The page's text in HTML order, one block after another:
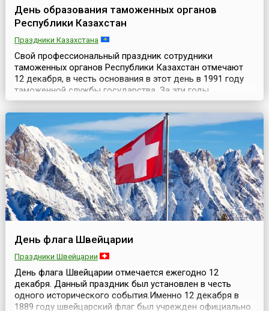
День образования таможенных органов
Республики Казахстан
Праздники Казахстана
Свой профессиональный праздник сотрудники
таможенных органов Республики Казахстан отмечают
12 декабря, в честь основания в этот день в 1991 году
таможенной службы государства. За эти годы
таможенные органы Казахстана прошли большой путь
развития.С 1991 года существенно увеличилась
численность сотрудников таможенной службы,
улучшилось техническое обеспечение ведомства. Все
это позволяет максима...
День флага Швейцарии
Праздники Швейцарии
День флага Швейцарии отмечается ежегодно 12
декабря. Данный праздник был установлен в честь
одного исторического события.Именно 12 декабря в
1889 году швейцарский флаг был учрежден официально.